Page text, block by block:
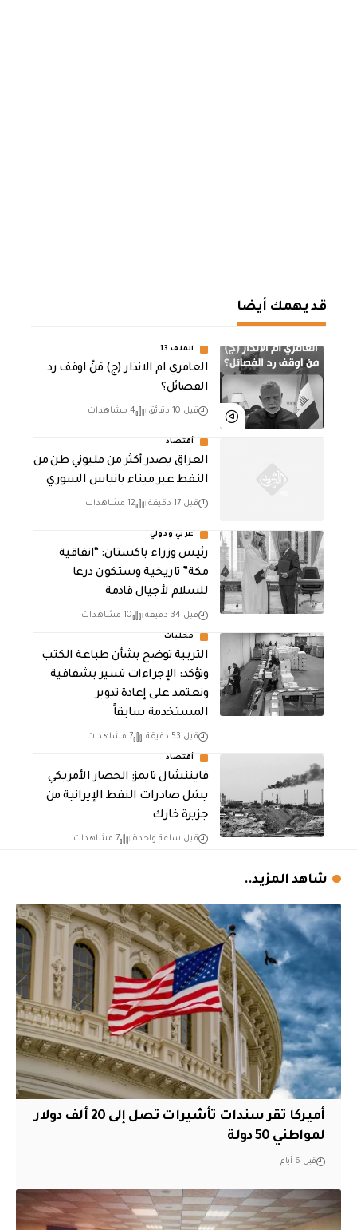
قد يهمك أيضا
الملف 13
العامري ام الانذار (ج) مَنْ اوقف رد
الفصائل؟
قبل 10 دقائق 4 مشاهدات
أقتصاد
العراق يصدر أكثر من مليوني طن من
النفط عبر ميناء بانياس السوري
قبل 17 دقيقة 12 مشاهدات
عربي ودولي
رئيس وزراء باكستان: “اتفاقية
مكة” تاريخية وستكون درعا
للسلام لأجيال قادمة
قبل 34 دقيقة 10 مشاهدات
محليات
التربية توضح بشأن طباعة الكتب
وتؤكد: الإجراءات تسير بشفافية
ونعتمد على إعادة تدوير
المستخدمة سابقاً
قبل 53 دقيقة 7 مشاهدات
أقتصاد
فايننشال تايمز: الحصار الأمريكي
يشل صادرات النفط الإيرانية من
جزيرة خارك
قبل ساعة واحدة 7 مشاهدات
شاهد المزيد..
أميركا تقر سندات تأشيرات تصل إلى 20 ألف دولار
لمواطني 50 دولة
قبل 6 أيام